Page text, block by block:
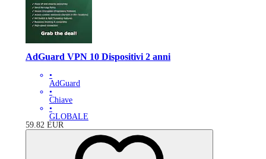
AdGuard VPN 10 Dispositivi 2 anni
•
AdGuard
•
Chiave
•
GLOBALE
59.82 EUR